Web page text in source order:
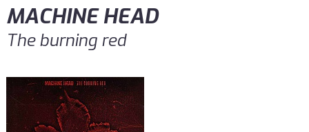
MACHINE HEAD
The burning red